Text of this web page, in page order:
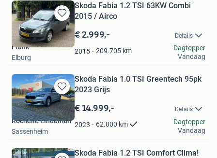
Bewaren
in
Mijn
Favorieten
Skoda Fabia 1.2 TSI 63KW Combi
2015 / Airco
€ 2.999,- Details
2015 209.705 km
Frank
Elburg
Dagtopper
Vandaag
Bewaren
in
Mijn
Favorieten
Skoda Fabia 1.0 TSI Greentech 95pk
2023 Grijs
€ 14.999,- Details
2023 62.000 km
Rochelle Lindeman
Sassenheim
Dagtopper
Vandaag
Skoda Fabia 1.2 TSI Comfort Clima!